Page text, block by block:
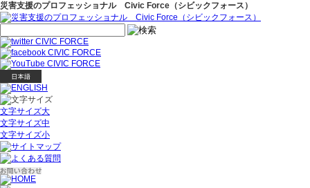
災害支援のプロフェッショナル Civic Force（シビックフォース）
文字サイズ大
文字サイズ中
文字サイズ小